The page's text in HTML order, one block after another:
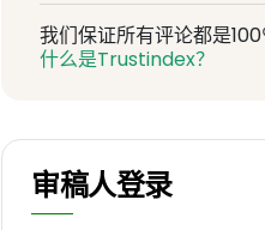
我们保证所有评论都是100
什么是Trustindex？
审稿人登录